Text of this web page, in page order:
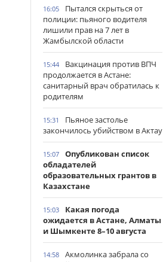
16:05
Пытался скрыться от
полиции: пьяного водителя
лишили прав на 7 лет в
Жамбылской области
15:44
Вакцинация против ВПЧ
продолжается в Астане:
санитарный врач обратилась к
родителям
15:31
Пьяное застолье
закончилось убийством в Актау
15:07
Опубликован список
обладателей
образовательных грантов в
Казахстане
15:03
Какая погода
ожидается в Астане, Алматы
и Шымкенте 8–10 августа
14:58
Акмолинка забрала со